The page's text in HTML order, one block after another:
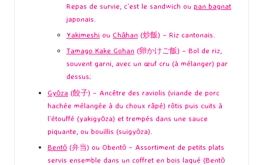
Repas de survie, c’est le sandwich ou pan bagnat
japonais.
Yakimeshi ou Chāhan (炒飯) – Riz cantonais.
Tamago Kake Gohan (卵かけご飯) – Bol de riz,
souvent garni, avec un œuf cru (à mélanger) par
dessus;
Gyōza (餃子) – Ancêtre des raviolis (viande de porc
hachée mélangée à du choux râpé) rôtis puis cuits à
l’étouffé (yakigyōza) et trempés dans une sauce
piquante, ou bouillis (suigyōza).
Bentō (弁当) ou Obentō – Assortiment de petits plats
servis ensemble dans un coffret en bois laqué (Bentō